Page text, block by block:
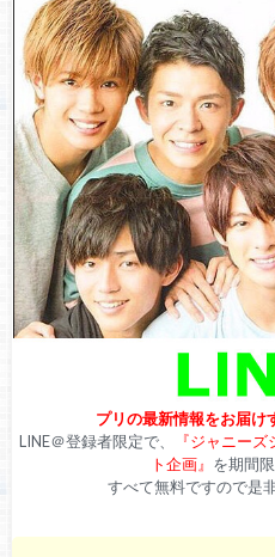
プリの最新情報をお届け
LINE＠登録者限定で、
『ジャニー
ト企画』 を期間
すべて無料ですので是